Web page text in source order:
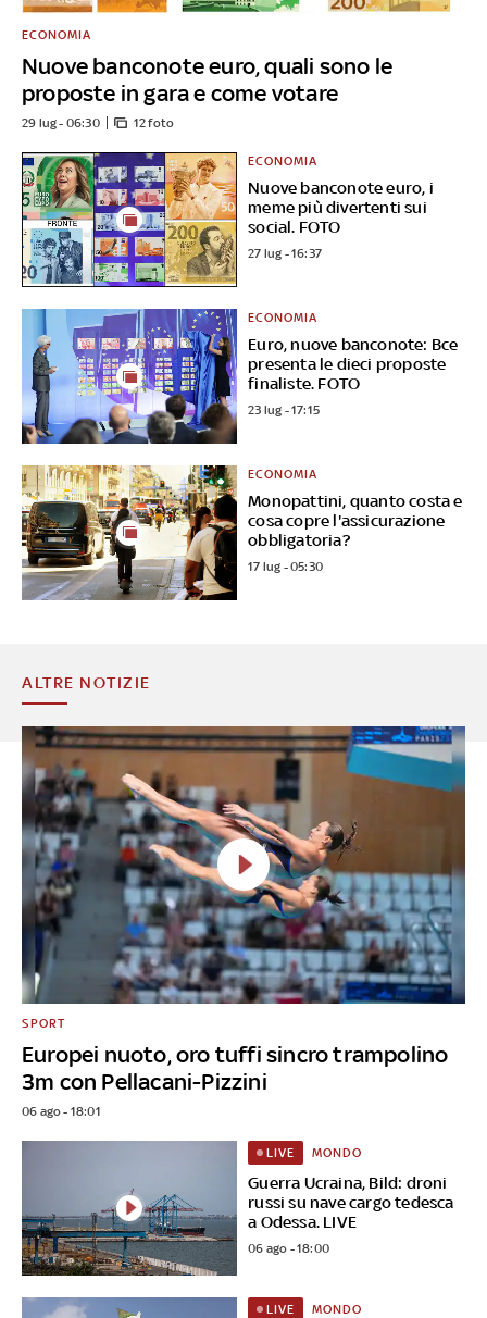
Nuove banconote euro, quali sono le
proposte in gara e come votare
ECONOMIA
29 lug - 06:30 12 foto
Nuove banconote euro, i
meme più divertenti sui
social. FOTO
ECONOMIA
27 lug - 16:37
Euro, nuove banconote: Bce
presenta le dieci proposte
finaliste. FOTO
ECONOMIA
23 lug - 17:15
Monopattini, quanto costa e
cosa copre l'assicurazione
obbligatoria?
ECONOMIA
17 lug - 05:30
ALTRE NOTIZIE
Europei nuoto, oro tuffi sincro trampolino
3m con Pellacani-Pizzini
SPORT
06 ago - 18:01
Guerra Ucraina, Bild: droni
russi su nave cargo tedesca
a Odessa. LIVE
LIVE MONDO
06 ago - 18:00
LIVE MONDO